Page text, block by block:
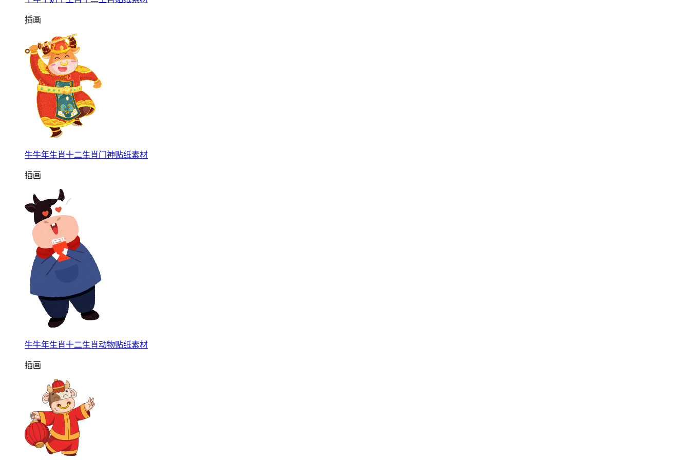
插画
牛牛年生肖十二生肖门神贴纸素材
插画
牛牛年生肖十二生肖动物贴纸素材
插画